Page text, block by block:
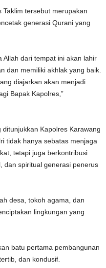
tersebut merupakan
generasi Qurani yang
Allah dari tempat ini akan lahir
dan memiliki akhlak yang baik.
diajarkan akan menjadi
Bapak Kapolres,”
Kapolres Karawang
tidak hanya sebatas menjaga
tetapi juga berkontribusi
dan spiritual generasi penerus
desa, tokoh agama, dan
lingkungan yang
batu pertama pembangunan
dan kondusif.